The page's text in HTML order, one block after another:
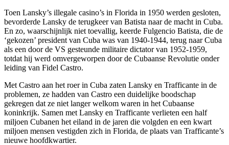
Toen Lansky’s illegale casino’s in Florida in 1950 werden gesloten,
bevorderde Lansky de terugkeer van Batista naar de macht in Cuba.
En zo, waarschijnlijk niet toevallig, keerde Fulgencio Batista, die de
‘gekozen’ president van Cuba was van 1940-1944, terug naar Cuba
als een door de VS gesteunde militaire dictator van 1952-1959,
totdat hij werd omvergeworpen door de Cubaanse Revolutie onder
leiding van Fidel Castro.
Met Castro aan het roer in Cuba zaten Lansky en Trafficante in de
problemen, ze hadden van Castro een duidelijke boodschap
gekregen dat ze niet langer welkom waren in het Cubaanse
koninkrijk. Samen met Lansky en Trafficante verlieten een half
miljoen Cubanen het eiland in de jaren die volgden en een kwart
miljoen mensen vestigden zich in Florida, de plaats van Trafficante’s
nieuwe hoofdkwartier.